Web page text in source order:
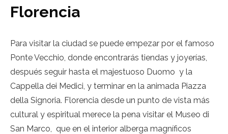
Florencia
Para visitar la ciudad se puede empezar por el famoso
Ponte Vecchio, donde encontrarás tiendas y joyerías,
después seguir hasta el majestuoso Duomo y la
Cappella dei Medici, y terminar en la animada Piazza
della Signoria. Florencia desde un punto de vista más
cultural y espiritual merece la pena visitar el Museo di
San Marco, que en el interior alberga magníficos